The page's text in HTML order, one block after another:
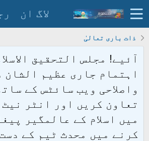
لاگ ان
ذات باری تعالیٰ
آئیے! مجلس التحقیق
اہتمام جاری عظیم الشان
واصلاحی ویب سائٹس کے
تعاون کریں اور انٹر
میں اسلام کے عالمگیر
کرنے میں محدث ٹیم کے